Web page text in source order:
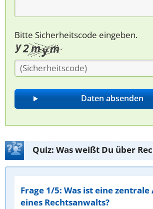
Bitte Sicherheitscode eingeben.
Quiz: Was weißt Du über
Frage 1/5: Was ist eine
eines Rechtsanwalts?